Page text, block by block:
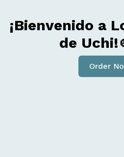
¡Bienvenido a
de
Order